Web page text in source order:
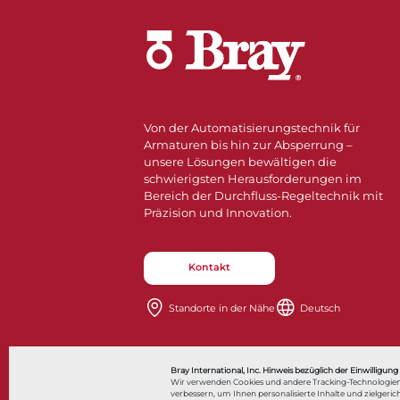
Bray International, Inc. Hinweis bezüglich der Einwilligung
Wir verwenden Cookies und andere Tracking-
verbessern, um Ihnen personalisierte Inhalte und
Von der Automatisierungstechnik für
Armaturen bis hin zur Absperrung –
unsere Lösungen bewältigen die
schwierigsten Herausforderungen im
Bereich der Durchfluss-Regeltechnik mit
Präzision und Innovation.
Kontakt
Standorte in der Nähe​​​​​​​ Deutsch
Also of Interest